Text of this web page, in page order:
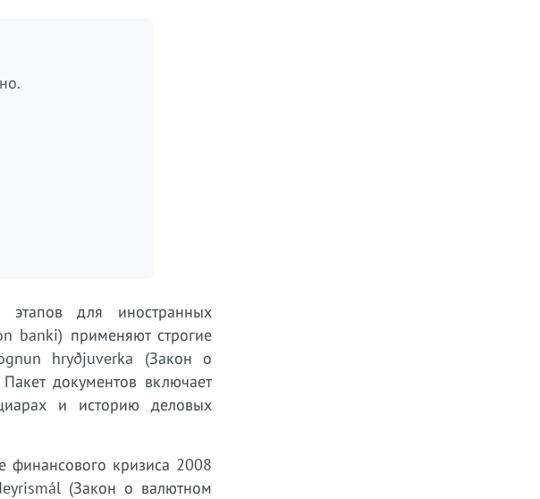
для иностранных
banki) применяют строгие
hryðjuverka (Закон о
документов включает
и историю деловых
финансового кризиса 2008
(Закон о валютном